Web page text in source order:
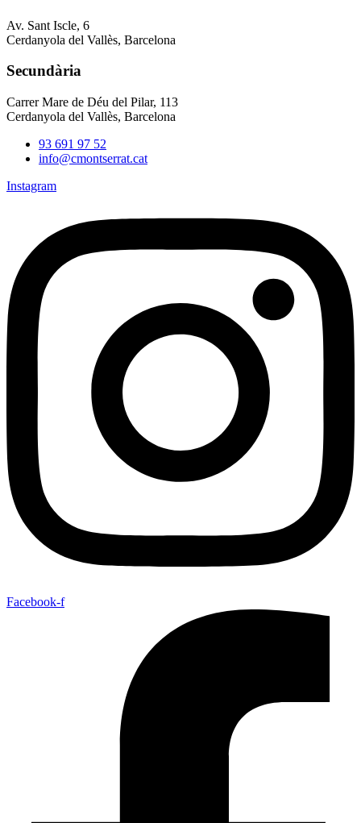
Av. Sant Iscle, 6
Cerdanyola del Vallès, Barcelona
Secundària
Carrer Mare de Déu del Pilar, 113
Cerdanyola del Vallès, Barcelona
93 691 97 52
info@cmontserrat.cat
Instagram
Facebook-f